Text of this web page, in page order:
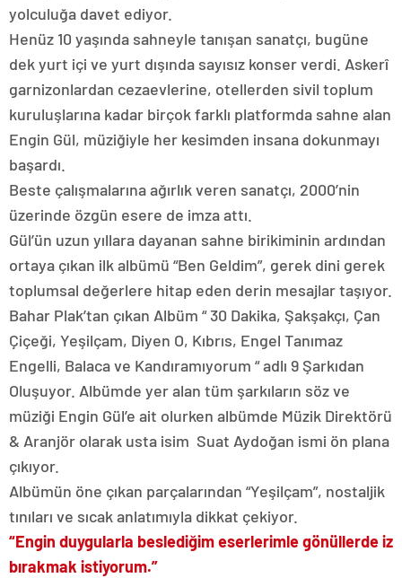
yolculuğa davet ediyor.
Henüz 10 yaşında sahneyle tanışan sanatçı, bugüne
dek yurt içi ve yurt dışında sayısız konser verdi. Askerî
garnizonlardan cezaevlerine, otellerden sivil toplum
kuruluşlarına kadar birçok farklı platformda sahne alan
Engin Gül, müziğiyle her kesimden insana dokunmayı
başardı.
Beste çalışmalarına ağırlık veren sanatçı, 2000’nin
üzerinde özgün esere de imza attı.
Gül’ün uzun yıllara dayanan sahne birikiminin ardından
ortaya çıkan ilk albümü “Ben Geldim”, gerek dini gerek
toplumsal değerlere hitap eden derin mesajlar taşıyor.
Bahar Plak’tan çıkan Albüm “ 30 Dakika, Şakşakçı, Çan
Çiçeği, Yeşilçam, Diyen O, Kıbrıs, Engel Tanımaz
Engelli, Balaca ve Kandıramıyorum “ adlı 9 Şarkıdan
Oluşuyor. Albümde yer alan tüm şarkıların söz ve
müziği Engin Gül’e ait olurken albümde Müzik Direktörü
& Aranjör olarak usta isim Suat Aydoğan ismi ön plana
çıkıyor.
Albümün öne çıkan parçalarından “Yeşilçam”, nostaljik
tınıları ve sıcak anlatımıyla dikkat çekiyor.
“Engin duygularla beslediğim eserlerimle gönüllerde iz
bırakmak istiyorum.”